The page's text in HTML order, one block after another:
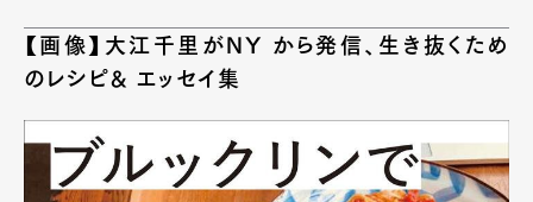
【画像】大江千里がNY から発信、生き抜くため
のレシピ& エッセイ集